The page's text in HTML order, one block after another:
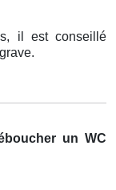
il est conseillé
un WC